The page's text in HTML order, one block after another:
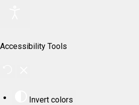
Accessibility Tools
Invert colors